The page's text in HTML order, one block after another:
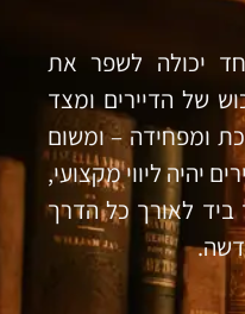
יכולה לשפר את
של הדיירים ומצד
ומפחידה – ומשום
יהיה ליווי מקצועי,
ביד לאורך כל הדרך